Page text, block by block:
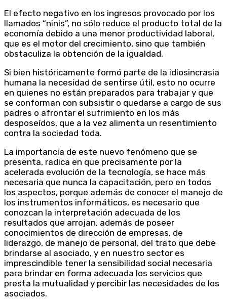
El efecto negativo en los ingresos provocado por los
llamados “ninis”, no sólo reduce el producto total de la
economía debido a una menor productividad laboral,
que es el motor del crecimiento, sino que también
obstaculiza la obtención de la igualdad.
Si bien históricamente formó parte de la idiosincrasia
humana la necesidad de sentirse útil, esto no ocurre
en quienes no están preparados para trabajar y que
se conforman con subsistir o quedarse a cargo de sus
padres o afrontar el sufrimiento en los más
desposeídos, que a la vez alimenta un resentimiento
contra la sociedad toda.
La importancia de este nuevo fenómeno que se
presenta, radica en que precisamente por la
acelerada evolución de la tecnología, se hace más
necesaria que nunca la capacitación, pero en todos
los aspectos, porque además de conocer el manejo de
los instrumentos informáticos, es necesario que
conozcan la interpretación adecuada de los
resultados que arrojan, además de poseer
conocimientos de dirección de empresas, de
liderazgo, de manejo de personal, del trato que debe
brindarse al asociado, y en nuestro sector es
imprescindible tener la sensibilidad social necesaria
para brindar en forma adecuada los servicios que
presta la mutualidad y percibir las necesidades de los
asociados.